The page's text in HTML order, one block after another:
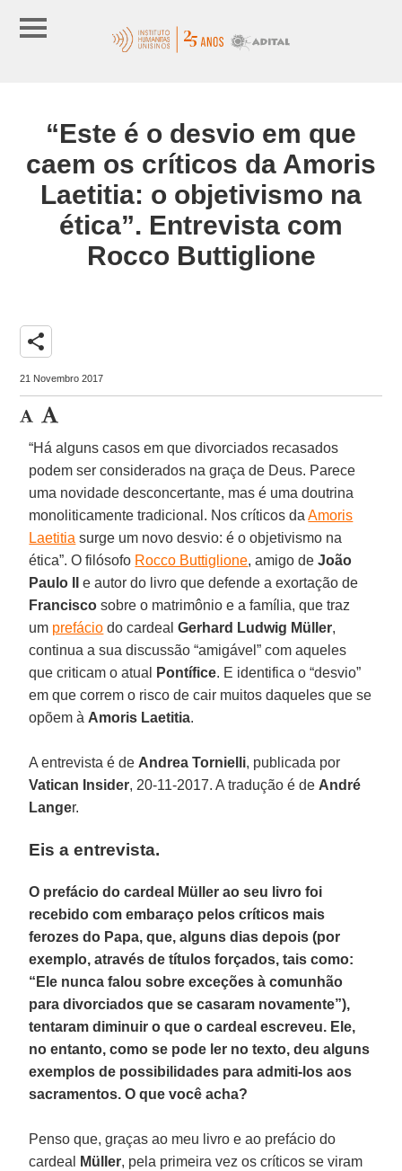
“Este é o desvio em que
caem os críticos da Amoris
Laetitia: o objetivismo na
ética”. Entrevista com
Rocco Buttiglione
share
21 Novembro 2017
“Há alguns casos em que divorciados recasados
podem ser considerados na graça de Deus. Parece
uma novidade desconcertante, mas é uma doutrina
monoliticamente tradicional. Nos críticos daAmoris
Laetitia surge um novo desvio: é o objetivismo na
ética”. O filósofo Rocco Buttiglione, amigo deJoão
Paulo II
e autor do livro que defende a exortação de
Francisco sobre o matrimônio e a família, que traz
um prefácio do cardealGerhard Ludwig Müller,
continua a sua discussão “amigável” com aqueles
que criticam o atual
Pontífice. E identifica o “desvio”
em que correm o risco de cair muitos daqueles que se
opõem à Amoris Laetitia.
A entrevista é de Andrea Tornielli, publicada por
Vatican Insider, 20-11-2017. A tradução é de André
Langer.
Eis a entrevista.
O prefácio do cardeal Müller ao seu livro foi
recebido com embaraço pelos críticos mais
ferozes do Papa, que, alguns dias depois (por
exemplo, através de títulos forçados, tais como:
“Ele nunca falou sobre exceções à comunhão
para divorciados que se casaram novamente”),
tentaram diminuir o que o cardeal escreveu. Ele,
no entanto, como se pode ler no texto, deu alguns
exemplos de possibilidades para admiti-los aos
sacramentos. O que você acha?
Penso que, graças ao meu livro e ao prefácio do
cardeal
Müller, pela primeira vez os críticos se viram